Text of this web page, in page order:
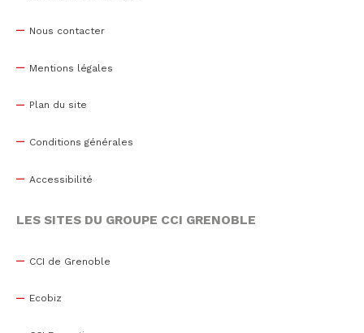
Nous contacter
Mentions légales
Plan du site
Conditions générales
Accessibilité
LES SITES DU GROUPE CCI GRENOBLE
CCI de Grenoble
Ecobiz